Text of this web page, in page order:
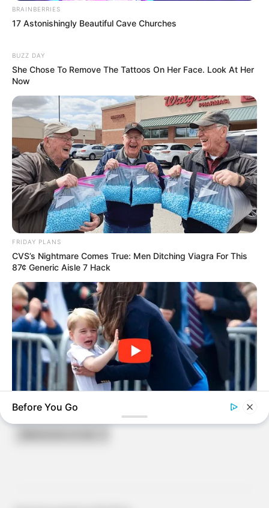
ARCHIVES
Archives
BRAINBERRIES
17 Astonishingly Beautiful Cave Churches
BUZZ DAY
She Chose To Remove The Tattoos On Her Face. Look At Her
Now
FRIDAY PLANS
CVS’s Nightmare Comes True: Men Ditching Viagra For This
87¢ Generic Aisle 7 Hack
Kate Thought No One Noticed, But It Was Caught On Tape
Before You Go